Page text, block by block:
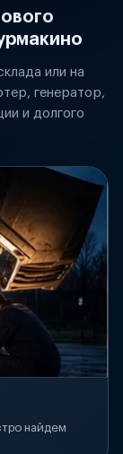
или на
генератор,
и долгого
найдем